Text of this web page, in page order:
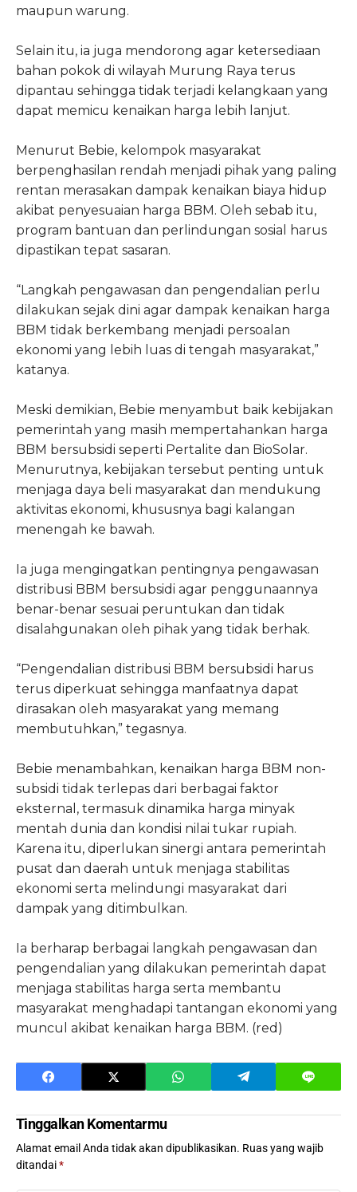
maupun warung.
Selain itu, ia juga mendorong agar ketersediaan
bahan pokok di wilayah Murung Raya terus
dipantau sehingga tidak terjadi kelangkaan yang
dapat memicu kenaikan harga lebih lanjut.
Menurut Bebie, kelompok masyarakat
berpenghasilan rendah menjadi pihak yang paling
rentan merasakan dampak kenaikan biaya hidup
akibat penyesuaian harga BBM. Oleh sebab itu,
program bantuan dan perlindungan sosial harus
dipastikan tepat sasaran.
“Langkah pengawasan dan pengendalian perlu
dilakukan sejak dini agar dampak kenaikan harga
BBM tidak berkembang menjadi persoalan
ekonomi yang lebih luas di tengah masyarakat,”
katanya.
Meski demikian, Bebie menyambut baik kebijakan
pemerintah yang masih mempertahankan harga
BBM bersubsidi seperti Pertalite dan BioSolar.
Menurutnya, kebijakan tersebut penting untuk
menjaga daya beli masyarakat dan mendukung
aktivitas ekonomi, khususnya bagi kalangan
menengah ke bawah.
Ia juga mengingatkan pentingnya pengawasan
distribusi BBM bersubsidi agar penggunaannya
benar-benar sesuai peruntukan dan tidak
disalahgunakan oleh pihak yang tidak berhak.
“Pengendalian distribusi BBM bersubsidi harus
terus diperkuat sehingga manfaatnya dapat
dirasakan oleh masyarakat yang memang
membutuhkan,” tegasnya.
Bebie menambahkan, kenaikan harga BBM non-
subsidi tidak terlepas dari berbagai faktor
eksternal, termasuk dinamika harga minyak
mentah dunia dan kondisi nilai tukar rupiah.
Karena itu, diperlukan sinergi antara pemerintah
pusat dan daerah untuk menjaga stabilitas
ekonomi serta melindungi masyarakat dari
dampak yang ditimbulkan.
Ia berharap berbagai langkah pengawasan dan
pengendalian yang dilakukan pemerintah dapat
menjaga stabilitas harga serta membantu
masyarakat menghadapi tantangan ekonomi yang
muncul akibat kenaikan harga BBM. (red)
Tinggalkan Komentarmu
Alamat email Anda tidak akan dipublikasikan. Ruas yang wajib
ditandai*